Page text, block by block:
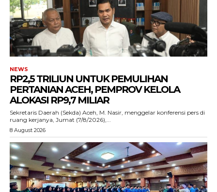
NEWS
RP2,5 TRILIUN UNTUK PEMULIHAN
PERTANIAN ACEH, PEMPROV KELOLA
ALOKASI RP9,7 MILIAR
‎Sekretaris Daerah (Sekda) Aceh, M. Nasir, menggelar konferensi pers di
ruang kerjanya, Jumat (7/8/2026),...
8 August 2026